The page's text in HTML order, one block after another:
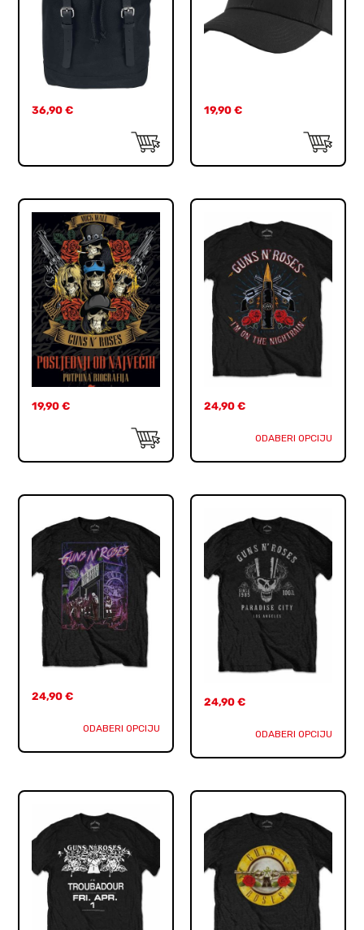
36,90€ 19,90 €
19,90€ 24,90 €
ODABERI OPCIJU
24,90€
ODABERI OPCIJU
24,90 €
ODABERI OPCIJU